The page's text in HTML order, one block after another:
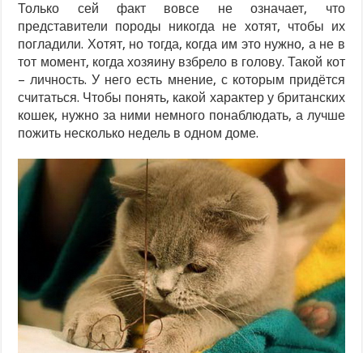
Только сей факт вовсе не означает, что
представители породы никогда не хотят, чтобы их
погладили. Хотят, но тогда, когда им это нужно, а не в
тот момент, когда хозяину взбрело в голову. Такой кот
– личность. У него есть мнение, с которым придётся
считаться. Чтобы понять, какой характер у британских
кошек, нужно за ними немного понаблюдать, а лучше
пожить несколько недель в одном доме.